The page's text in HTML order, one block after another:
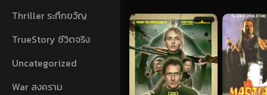
Thriller ระทึกขวัญ
TrueStory ชีวิตจริง
Uncategorized
War สงคราม